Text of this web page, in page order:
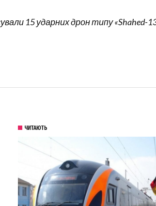
15 ударних дрон типу «Shahed-
ЧИТАЮТЬ